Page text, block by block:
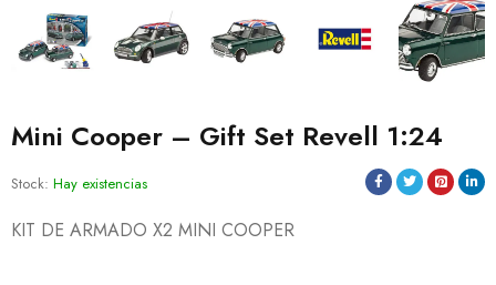
Mini Cooper – Gift Set Revell 1:24
Stock: Hay existencias
KIT DE ARMADO X2 MINI COOPER